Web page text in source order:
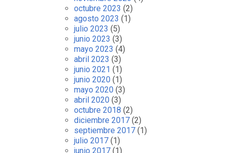
octubre 2023 (2)
agosto 2023 (1)
julio 2023 (5)
junio 2023 (3)
mayo 2023 (4)
abril 2023 (3)
junio 2021 (1)
junio 2020 (1)
mayo 2020 (3)
abril 2020 (3)
octubre 2018 (2)
diciembre 2017 (2)
septiembre 2017 (1)
julio 2017 (1)
junio 2017 (1)